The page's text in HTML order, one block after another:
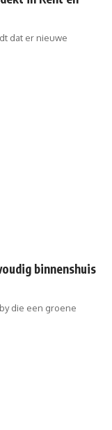
dat er nieuwe
binnenshuis
die een groene